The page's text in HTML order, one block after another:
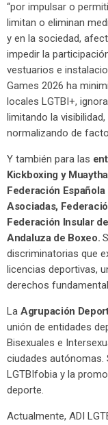
“por impulsar o
limitan o eliminan
y en la sociedad,
impedir la
vestuarios e
Games 2026 ha
locales LGTBI+,
limitando la
normalizando de
Y también para las
Kickboxing y
Federación
Asociadas,
Federación Insular
Andaluza de Boxeo.
discriminatorias que
licencias deportivas,
derechos
La Agrupación
unión de entidades
Bisexuales e
ciudades autónomas.
LGTBIfobia y la
deporte.
Actualmente, ADI